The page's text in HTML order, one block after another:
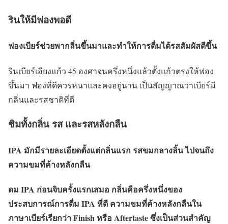
รินให้มีฟองพอดี
ฟองเบียร์ช่วยพากลิ่นขึ้นมาและทำให้การดื่มได้รสสัมผัสดีขึ้น
รินเบียร์เอียงแก้ว 45 องศาจนครึ่งหนึ่งแล้วตั้งแก้วตรงให้ฟอง
ขึ้นมา ฟองที่ดีควรหนาและคงอยู่นาน เป็นสัญญาณว่าเบียร์มี
กลิ่นและรสชาติที่ดี
ชิมทั้งกลิ่น รส และรสหลังกลืน
IPA มักมีรายละเอียดตั้งแต่กลิ่นแรก รสขมกลางลิ้น ไปจนถึง
ความขมที่ค้างหลังกลืน
ดม IPA ก่อนจิบครั้งแรกเสมอ กลิ่นคือครึ่งหนึ่งของ
ประสบการณ์การดื่ม IPA ที่ดี ความขมที่ค้างหลังกลืนใน
ภาษาเบียร์เรียกว่า Finish หรือ Aftertaste ซึ่งเป็นส่วนสำคัญ